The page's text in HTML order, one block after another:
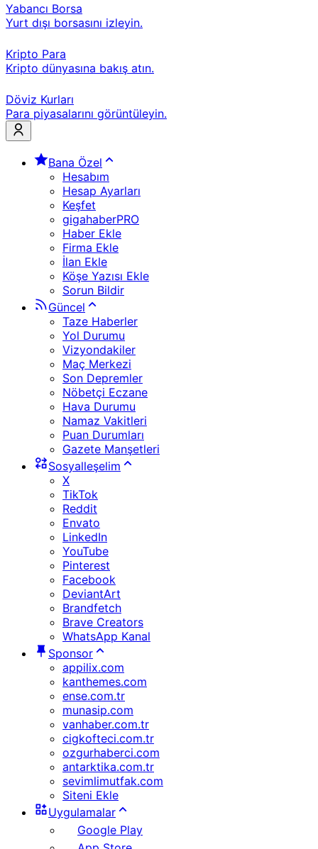
Yabancı Borsa
Yurt dışı borsasını izleyin.
Kripto Para
Kripto dünyasına bakış atın.
Döviz Kurları
Para piyasalarını görüntüleyin.
Bana Özel
Hesabım
Hesap Ayarları
Keşfet
gigahaberPRO
Haber Ekle
Firma Ekle
İlan Ekle
Köşe Yazısı Ekle
Sorun Bildir
Güncel
Taze Haberler
Yol Durumu
Vizyondakiler
Maç Merkezi
Son Depremler
Nöbetçi Eczane
Hava Durumu
Namaz Vakitleri
Puan Durumları
Gazete Manşetleri
Sosyalleşelim
X
TikTok
Reddit
Envato
LinkedIn
YouTube
Pinterest
Facebook
DeviantArt
Brandfetch
Brave Creators
WhatsApp Kanal
Sponsor
appilix.com
kanthemes.com
ense.com.tr
munasip.com
vanhaber.com.tr
cigkofteci.com.tr
ozgurhaberci.com
antarktika.com.tr
sevimlimutfak.com
Siteni Ekle
Uygulamalar
Google Play